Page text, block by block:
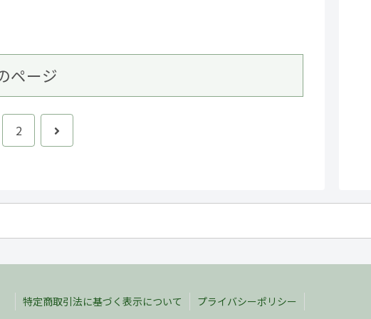
ページ
2
特定商取引法に基づく表示について
プライバシーポリシー